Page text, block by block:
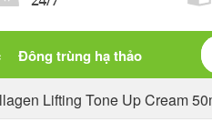
Đông trùng hạ thảo
Lifting Tone Up Cream